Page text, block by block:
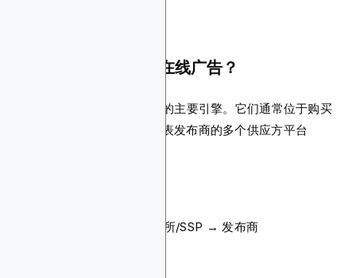
需求方平台如何融入在线广告？
DSP是程序化数字广告背后的主要引擎。它们通常位于购买
方，代表广告主并连接到代表发布商的多个供应方平台
广告主 → DSP → 广告交易所/SSP → 发布商